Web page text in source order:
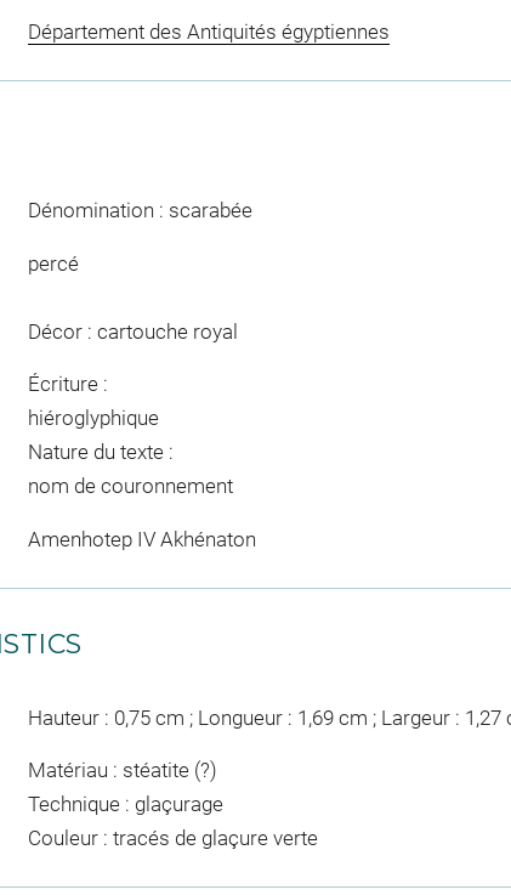
Département des Antiquités égyptiennes
Dénomination : scarabée
percé
Décor : cartouche royal
Écriture :
hiéroglyphique
Nature du texte :
nom de couronnement
Amenhotep IV Akhénaton
Hauteur : 0,75 cm ; Longueur : 1,69 cm ; Largeur : 1,27
Matériau : stéatite (?)
Technique : glaçurage
Couleur : tracés de glaçure verte